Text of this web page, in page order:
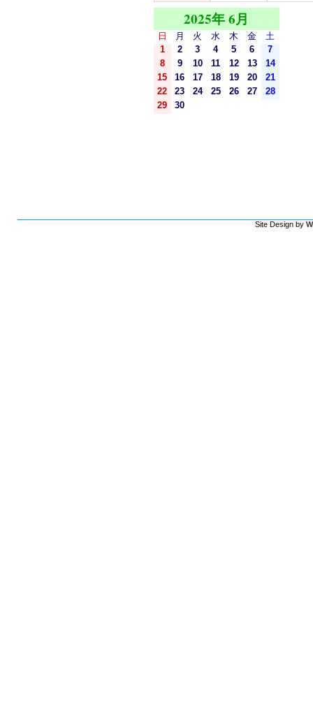
2025年 6月
日 月 火 水 木 金
土
1
2 3 4 5 6
7
8
9 10 11 12 13
14
15
16 17 18 19 20
21
22
23 24 25 26 27
28
29
30
Site Design by